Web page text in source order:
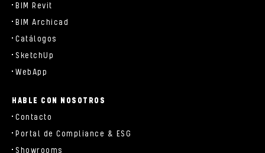
BIM Revit
BIM Archicad
Catálogos
SketchUp
WebApp
HABLE CON NOSOTROS
Contacto
Portal de Compliance & ESG
Showrooms